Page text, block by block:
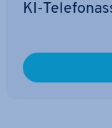
KI-